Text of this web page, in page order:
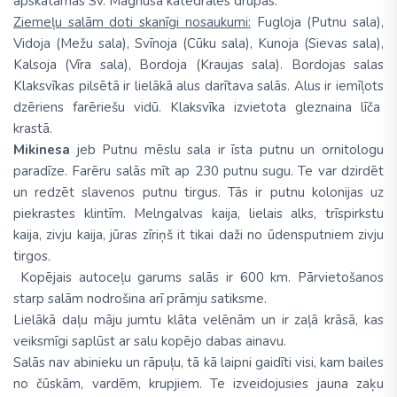
Ziemeļu salām doti skanīgi nosaukumi: Fugloja (Putnu sala),
Vidoja (Mežu sala), Svīnoja (Cūku sala), Kunoja (Sievas sala),
Kalsoja (Vīra sala), Bordoja (Kraujas sala). Bordojas salas
Klaksvīkas pilsētā ir lielākā alus darītava salās. Alus ir iemīļots
dzēriens farēriešu vidū. Klaksvīka izvietota gleznaina līča
krastā.
Mikinesa jeb Putnu mēslu sala ir īsta putnu un ornitologu
paradīze. Farēru salās mīt ap 230 putnu sugu. Te var dzirdēt
un redzēt slavenos putnu tirgus. Tās ir putnu kolonijas uz
piekrastes klintīm. Melngalvas kaija, lielais alks, trīspirkstu
kaija, zivju kaija, jūras zīriņš it tikai daži no ūdensputniem zivju
tirgos.
Kopējais autoceļu garums salās ir 600 km. Pārvietošanos
starp salām nodrošina arī prāmju satiksme.
Lielākā daļu māju jumtu klāta velēnām un ir zaļā krāsā, kas
veiksmīgi saplūst ar salu kopējo dabas ainavu.
Salās nav abinieku un rāpuļu, tā kā laipni gaidīti visi, kam bailes
no čūskām, vardēm, krupjiem. Te izveidojusies jauna zaķu